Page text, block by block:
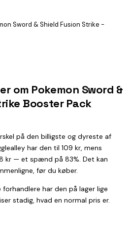
Sword & Shield Fusion Strike -
om Pokemon Sword &
Booster Pack
på den billigste og dyreste af
har den til 109 kr, mens
kr — et spænd på 83%. Det kan
før du køber.
har den på lager lige
stadig, hvad en normal pris er.